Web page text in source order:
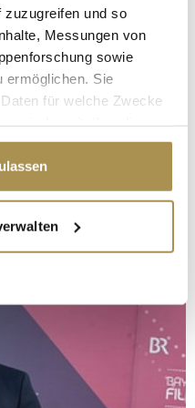
zuzugreifen und so
Messungen von
sowie
ermöglichen. Sie
für welche Zwecke
auf das Privacy
geografische Lage
Meter genau sein
identifizieren
Ihre persönlichen Daten
Ihre Präferenzen im